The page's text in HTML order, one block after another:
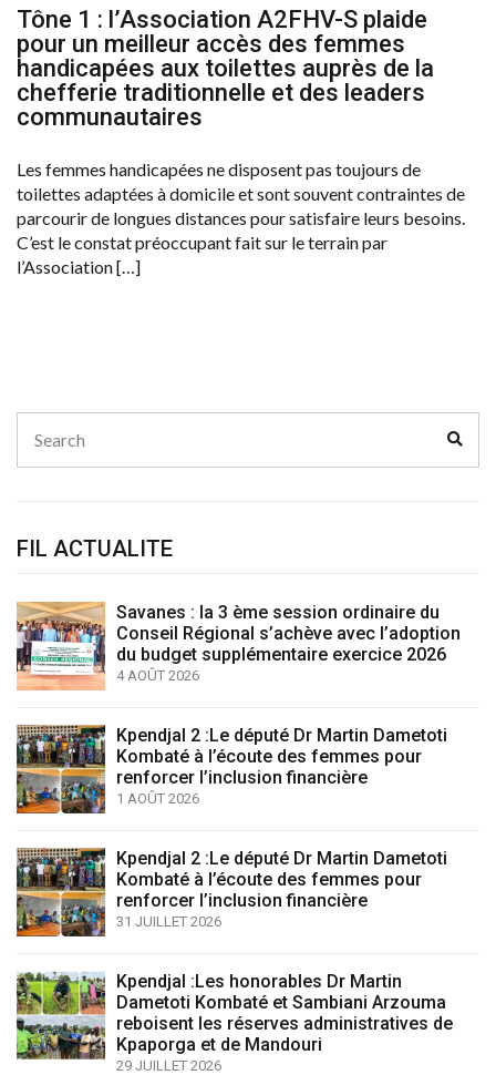
Tône 1 : l’Association A2FHV-S plaide
pour un meilleur accès des femmes
handicapées aux toilettes auprès de la
chefferie traditionnelle et des leaders
communautaires
Les femmes handicapées ne disposent pas toujours de
toilettes adaptées à domicile et sont souvent contraintes de
parcourir de longues distances pour satisfaire leurs besoins.
C’est le constat préoccupant fait sur le terrain par
l’Association […]
for:
FIL ACTUALITE
Savanes : la 3 ème session ordinaire du
Conseil Régional s’achève avec l’adoption
du budget supplémentaire exercice 2026
4 AOÛT 2026
Kpendjal 2 :Le député Dr Martin Dametoti
Kombaté à l’écoute des femmes pour
renforcer l’inclusion financière
1 AOÛT 2026
Kpendjal 2 :Le député Dr Martin Dametoti
Kombaté à l’écoute des femmes pour
renforcer l’inclusion financière
31 JUILLET 2026
Kpendjal :Les honorables Dr Martin
Dametoti Kombaté et Sambiani Arzouma
reboisent les réserves administratives de
Kpaporga et de Mandouri
29 JUILLET 2026